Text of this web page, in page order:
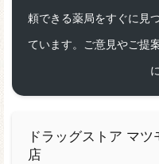
頼できる薬局をすぐに見
ています。ご意見やご提
ドラッグストア マ
店